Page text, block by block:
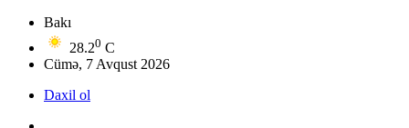
Bakı
28.20 C
Cümə, 7 Avqust 2026
Daxil ol